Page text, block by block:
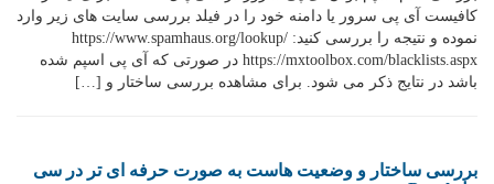
کافیست آی پی سرور یا دامنه خود را در فیلد بررسی سایت های زیر وارد
نموده و نتیجه را بررسی کنید: https://www.spamhaus.org/lookup/
https://mxtoolbox.com/blacklists.aspx در صورتی که آی پی اسپم شده
باشد در نتایج ذکر می شود. برای مشاهده بررسی ساختار و […]
بررسی ساختار و وضعیت هاست به صورت حرفه ای تر در سی